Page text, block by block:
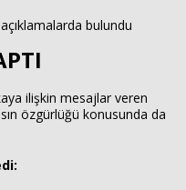
bulundu
ilişkin mesajlar veren
özgürlüğü konusunda da